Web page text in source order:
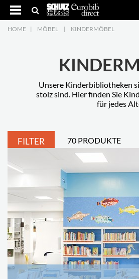
Produkte
Inspiration
Über uns
HOME | MÖBEL | KINDERMÖBEL
Unsere Kinderbibliotheken
stolz sind. Hier finden Sie
für jedes
FILTER 70 PRODUKTE